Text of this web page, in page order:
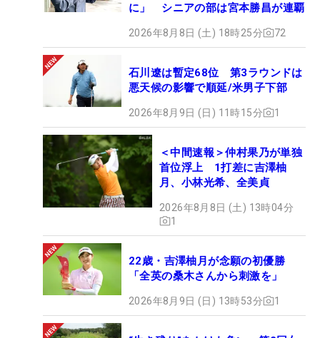
に」 シニアの部は宮本勝昌が連覇
2026年8月8日 (土) 18時25分 72
石川遼は暫定68位 第3ラウンドは
悪天候の影響で順延/米男子下部
2026年8月9日 (日) 11時15分 1
＜中間速報＞仲村果乃が単独
首位浮上 1打差に吉澤柚
月、小林光希、全美貞
2026年8月8日 (土) 13時04分
1
22歳・吉澤柚月が念願の初優勝
「全英の桑木さんから刺激を」
2026年8月9日 (日) 13時53分 1